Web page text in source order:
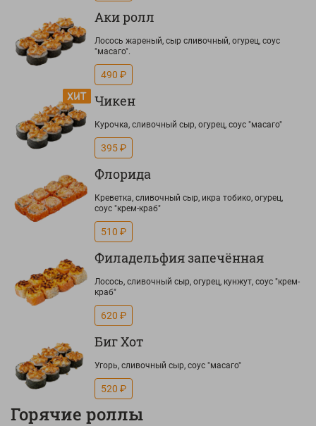
Аки ролл
Лосось жареный, сыр сливочный, огурец, соус
"масаго".
490 ₽
Чикен
Курочка, сливочный сыр, огурец, соус "масаго"
395 ₽
Флорида
Креветка, сливочный сыр, икра тобико, огурец,
соус "крем-краб"
510 ₽
Филадельфия запечённая
Лосось, сливочный сыр, огурец, кунжут, соус "крем-
краб"
620 ₽
Биг Хот
Угорь, сливочный сыр, соус "масаго"
520 ₽
Горячие роллы